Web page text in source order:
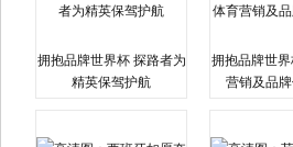
拥抱品牌世界杯 探路者为
精英保驾护航
拥抱品牌世
营销及品